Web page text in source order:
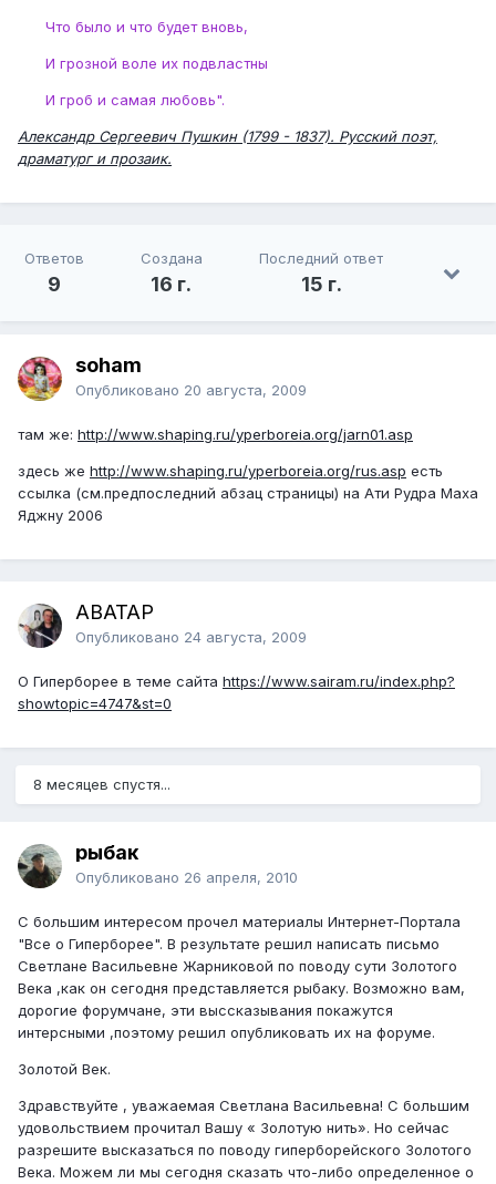
Что было и что будет вновь,
И грозной воле их подвластны
И гроб и самая любовь".
Александр Сергеевич Пушкин (1799 - 1837). Русский поэт,
драматург и прозаик.
Ответов
9
Создана
16 г.
Последний ответ
15 г.
soham
Опубликовано 20 августа, 2009
там же: http://www.shaping.ru/yperboreia.org/jarn01.asp
здесь же http://www.shaping.ru/yperboreia.org/rus.asp есть
ссылка (см.предпоследний абзац страницы) на Ати Рудра Маха
Яджну 2006
АВАТАР
Опубликовано 24 августа, 2009
О Гиперборее в теме сайта https://www.sairam.ru/index.php?
showtopic=4747&st=0
8 месяцев спустя...
рыбак
Опубликовано 26 апреля, 2010
С большим интересом прочел материалы Интернет-Портала
"Все о Гиперборее". В результате решил написать письмо
Светлане Васильевне Жарниковой по поводу сути Золотого
Века ,как он сегодня представляется рыбаку. Возможно вам,
дорогие форумчане, эти выссказывания покажутся
интерсными ,поэтому решил опубликовать их на форуме.
Золотой Век.
Здравствуйте , уважаемая Светлана Васильевна! С большим
удовольствием прочитал Вашу « Золотую нить». Но сейчас
разрешите высказаться по поводу гиперборейского Золотого
Века. Можем ли мы сегодня сказать что-либо определенное о